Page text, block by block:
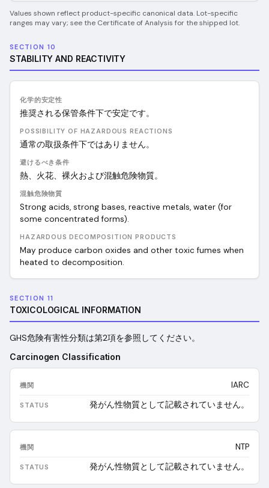
Values shown reflect product-specific canonical data. Lot-specific
ranges may vary; see the Certificate of Analysis for the shipped lot.
SECTION 10
STABILITY AND REACTIVITY
化学的安定性
推奨される保管条件下で安定です。
POSSIBILITY OF HAZARDOUS REACTIONS
通常の取扱条件下ではありません。
避けるべき条件
熱、火花、裸火および混触危険物質。
混触危険物質
Strong acids, strong bases, reactive metals, water (for
some concentrated forms).
HAZARDOUS DECOMPOSITION PRODUCTS
May produce carbon oxides and other toxic fumes when
heated to decomposition.
SECTION 11
TOXICOLOGICAL INFORMATION
GHS危険有害性分類は第2項を参照してください。
Carcinogen Classification
IARC
発がん性物質として記載されていません。
NTP
発がん性物質として記載されていません。